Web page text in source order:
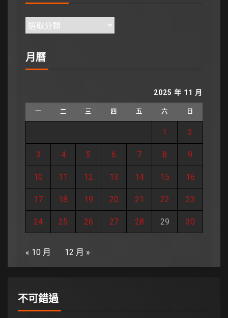
月曆
2025 年 11 月
一 二 三 四 五 六 日
1 2
3 4 5 6 7 8 9
10 11 12 13 14 15 16
17 18 19 20 21 22 23
24 25 26 27 28 29 30
« 10 月 12 月 »
不可錯過